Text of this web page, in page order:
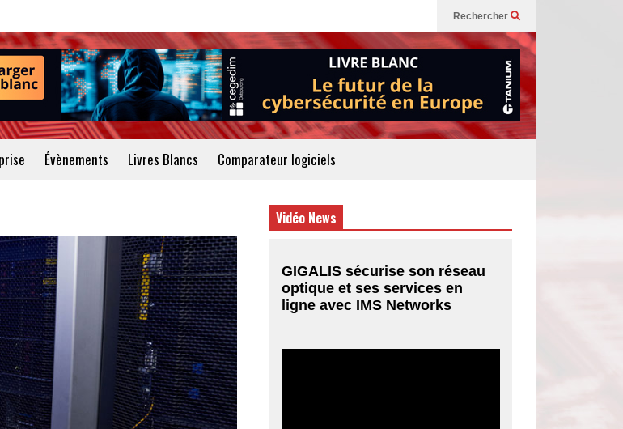
Rechercher
Évènements Livres Blancs Comparateur logiciels
Vidéo News
GIGALIS sécurise son réseau
optique et ses services en
ligne avec IMS Networks